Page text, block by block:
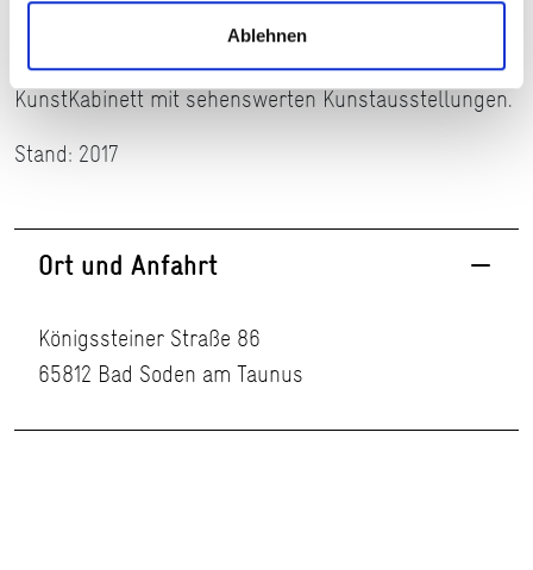
Ablehnen
Weiterhin befinden sich dort das Stadtmuseum, das
Stadtarchiv sowie die Stadtgalerie und das
KunstKabinett mit sehenswerten Kunstausstellungen.
Stand: 2017
Ort und Anfahrt
Königssteiner Straße 86
65812 Bad Soden am Taunus